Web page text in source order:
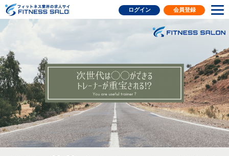
フィットネス業界の求人
ログイン 会員登録